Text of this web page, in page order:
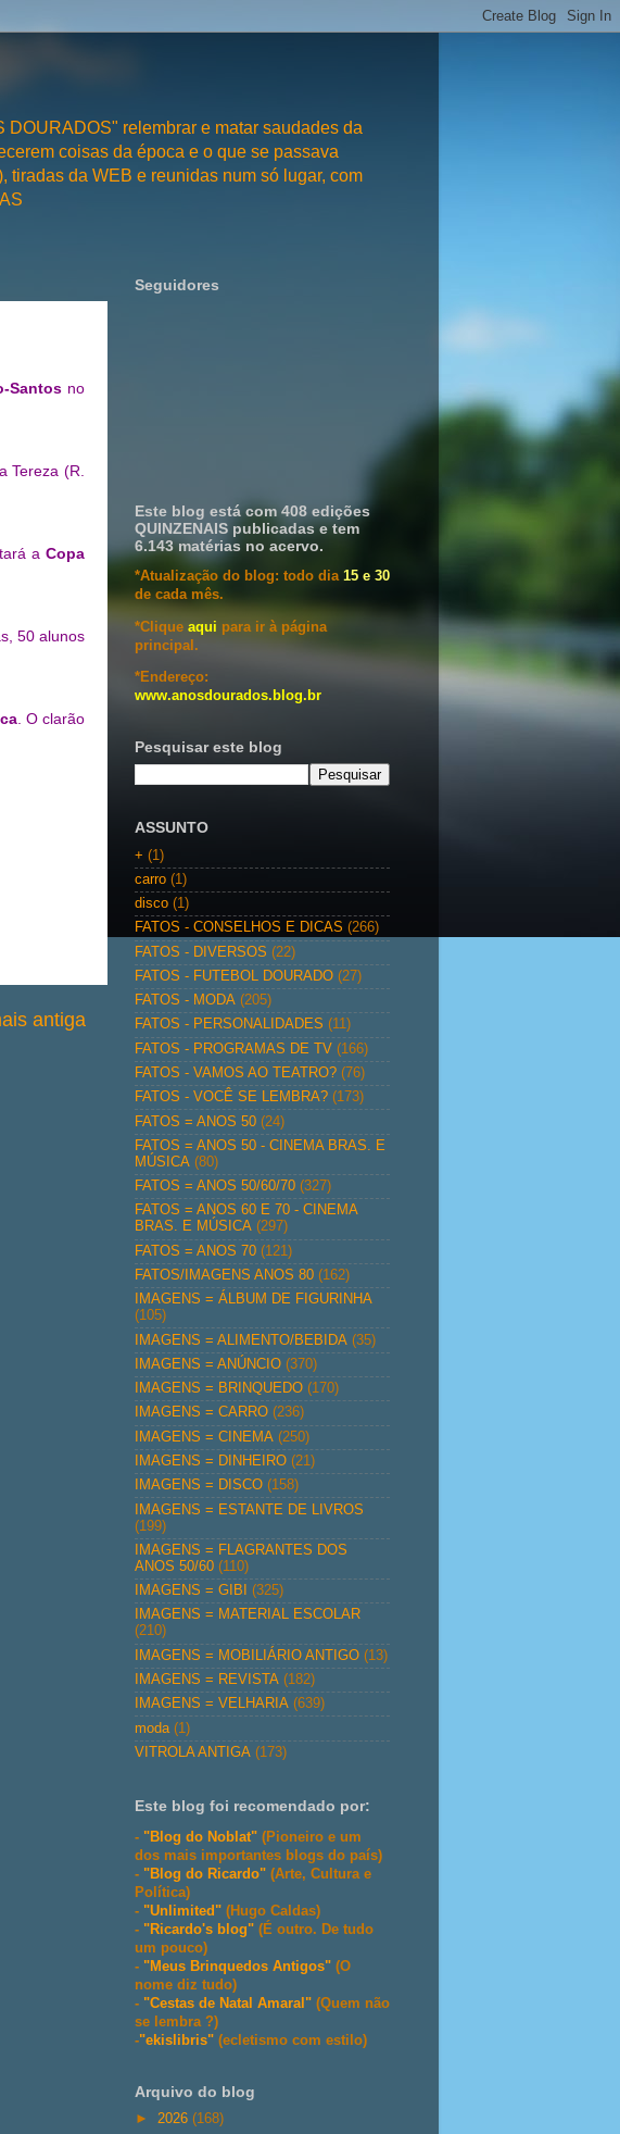
relembrar e matar saudades da
coisas da época e o que se passava
da WEB e reunidas num só lugar, com
Santosno
Tereza (R.
a Copa
50 alunos
. O clarão
antiga
Seguidores
Este blog está com 408 edições
QUINZENAIS publicadas e tem
6.143 matérias no acervo.
*Atualização do blog: todo dia 15 e 30
de cada mês.
*Clique aqui para ir à página
principal.
*Endereço:
www.anosdourados.blog.br
Pesquisar este blog
ASSUNTO
+ (1)
carro (1)
disco (1)
FATOS - CONSELHOS E DICAS (266)
FATOS - DIVERSOS (22)
FATOS - FUTEBOL DOURADO (27)
FATOS - MODA (205)
FATOS - PERSONALIDADES (11)
FATOS - PROGRAMAS DE TV (166)
FATOS - VAMOS AO TEATRO? (76)
FATOS - VOCÊ SE LEMBRA? (173)
FATOS = ANOS 50 (24)
FATOS = ANOS 50 - CINEMA BRAS. E
MÚSICA (80)
FATOS = ANOS 50/60/70 (327)
FATOS = ANOS 60 E 70 - CINEMA
BRAS. E MÚSICA (297)
FATOS = ANOS 70 (121)
FATOS/IMAGENS ANOS 80 (162)
IMAGENS = ÁLBUM DE FIGURINHA
(105)
IMAGENS = ALIMENTO/BEBIDA (35)
IMAGENS = ANÚNCIO (370)
IMAGENS = BRINQUEDO (170)
IMAGENS = CARRO (236)
IMAGENS = CINEMA (250)
IMAGENS = DINHEIRO (21)
IMAGENS = DISCO (158)
IMAGENS = ESTANTE DE LIVROS
(199)
IMAGENS = FLAGRANTES DOS
ANOS 50/60 (110)
IMAGENS = GIBI
(325)
IMAGENS = MATERIAL ESCOLAR
(210)
IMAGENS = MOBILIÁRIO ANTIGO (13)
IMAGENS = REVISTA (182)
IMAGENS = VELHARIA (639)
moda (1)
VITROLA ANTIGA (173)
Este blog foi recomendado por:
- "Blog do Noblat" (Pioneiro e um
dos mais importantes blogs do país)
- "Blog do Ricardo" (Arte, Cultura e
Política)
- "Unlimited" (Hugo Caldas)
- "Ricardo's blog" (É outro. De tudo
um pouco)
- "Meus Brinquedos Antigos" (O
nome diz tudo)
- "Cestas de Natal Amaral" (Quem não
se lembra ?)
-"ekislibris" (ecletismo com estilo)
Arquivo do blog
► 2026 (168)